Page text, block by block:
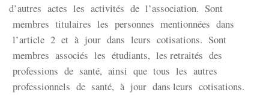
d’autres actes les activités de l’association. Sont
membres titulaires les personnes mentionnées dans
l’article 2 et à jour dans leurs cotisations. Sont
membres associés les étudiants, les retraités des
professions de santé, ainsi que tous les autres
professionnels de santé, à jour dans leurs cotisations.